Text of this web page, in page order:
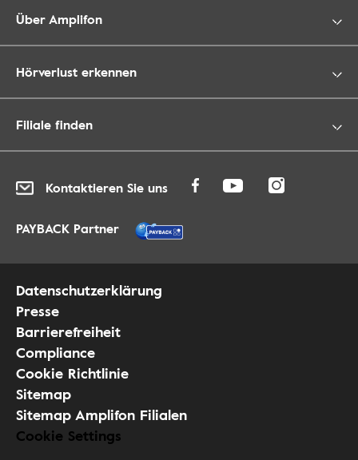
Über Amplifon
Hörverlust erkennen
Filiale finden
Kontaktieren Sie uns
PAYBACK Partner
Datenschutzerklärung
Presse
Barrierefreiheit
Compliance
Cookie Richtlinie
Sitemap
Sitemap Amplifon Filialen
Cookie Settings